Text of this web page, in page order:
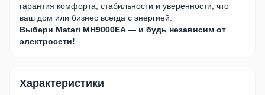
гарантия комфорта, стабильности и уверенности, что
ваш дом или бизнес всегда с энергией.
Выбери Matari MH9000EA — и будь независим от
электросети!
Характеристики